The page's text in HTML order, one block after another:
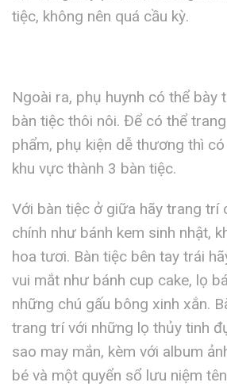
tiệc, không nên quá cầu kỳ.
Ngoài ra, phụ huynh có thể bày
bàn tiệc thôi nôi. Để có thể
phẩm, phụ kiện dễ thương thì
khu vực thành 3 bàn tiệc.
Với bàn tiệc ở giữa hãy trang trí
chính như bánh kem sinh nhật,
hoa tươi. Bàn tiệc bên tay trái
vui mắt như bánh cup cake, lọ
những chú gấu bông xinh xắn.
trang trí với những lọ thủy tinh
sao may mắn, kèm với album
bé và một quyển sổ lưu niệm